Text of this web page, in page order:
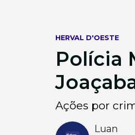
HERVAL D'OESTE
Polícia
Ações por
Luan